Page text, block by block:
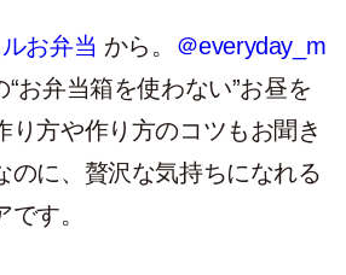
お弁当 から。
＠everyday_m
“お弁当箱を使わない”お昼を
り方や作り方のコツもお聞き
のに、贅沢な気持ちになれる
す。